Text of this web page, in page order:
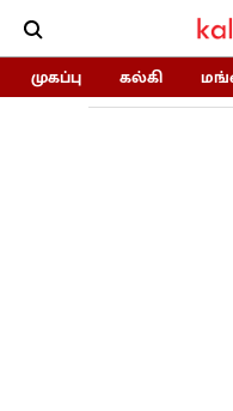
முகப்பு கல்கி